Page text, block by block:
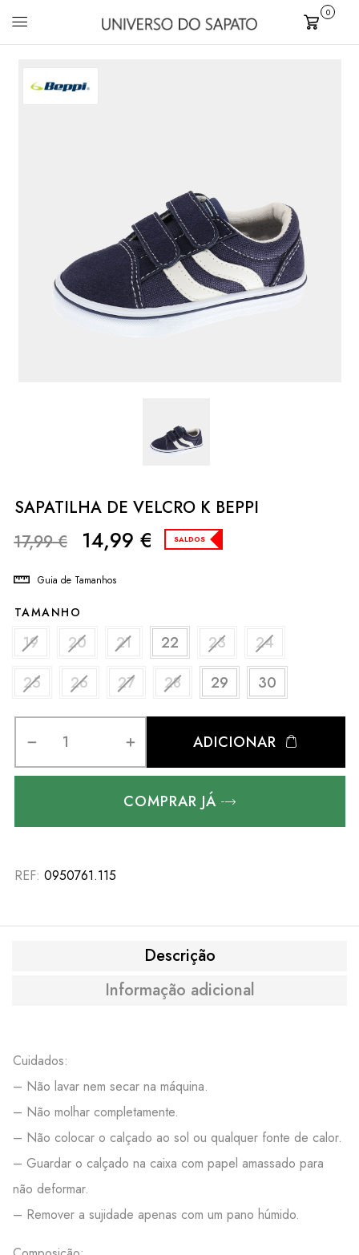
Carrinho
0
SAPATILHA DE VELCRO K BEPPI
17,99€ 14,99 € SALDOS
Guia de Tamanhos
TAMANHO
19 20 21 22 23
24
25
26 27 28 29 30
ADICIONAR
COMPRAR JÁ
REF: 0950761.115
Descrição
Informação adicional
Cuidados:
– Não lavar nem secar na máquina.
– Não molhar completamente.
– Não colocar o calçado ao sol ou qualquer fonte de calor.
– Guardar o calçado na caixa com papel amassado para
não deformar.
– Remover a sujidade apenas com um pano húmido.